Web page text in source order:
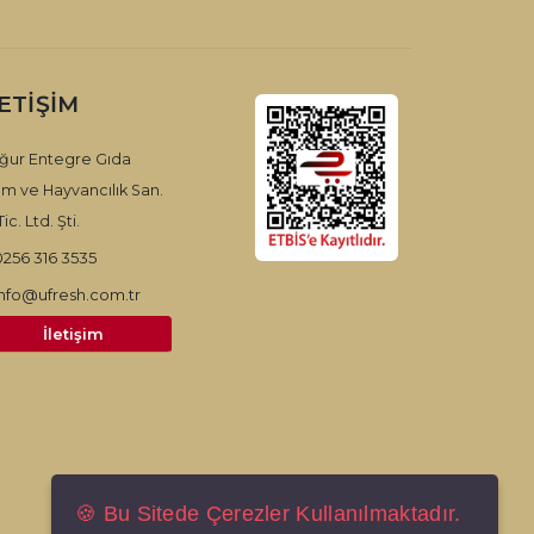
Entegre Gıda
ve Hayvancılık San.
Ltd. Şti.
316 3535
İletişim
🍪 Bu Sitede Çerezler Kullanılmaktadır.